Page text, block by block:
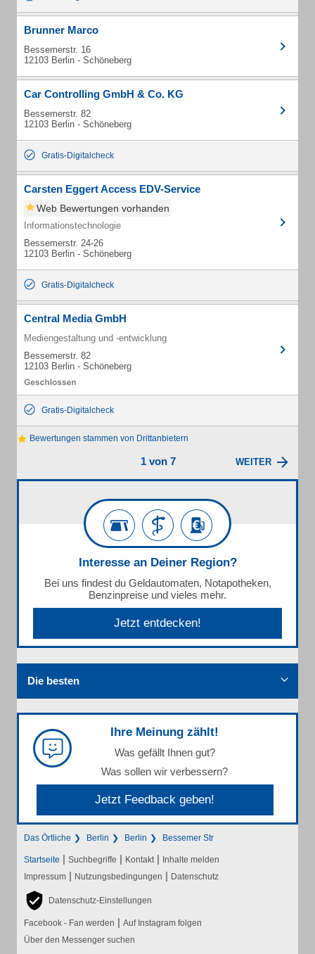
Brunner Marco
Bessemerstr. 16
12103 Berlin - Schöneberg
Car Controlling GmbH & Co. KG
Bessemerstr. 82
12103 Berlin - Schöneberg
Gratis-Digitalcheck
Carsten Eggert Access EDV-Service
Web Bewertungen vorhanden
Informationstechnologie
Bessemerstr. 24-26
12103 Berlin - Schöneberg
Gratis-Digitalcheck
Central Media GmbH
Mediengestaltung und -entwicklung
Bessemerstr. 82
12103 Berlin - Schöneberg
Gratis-Digitalcheck
Bewertungen stammen von Drittanbietern
1 von 7 WEITER
Interesse an Deiner Region?
Bei uns findest du Geldautomaten, Notapotheken,
Benzinpreise und vieles mehr.
Jetzt entdecken!
Die besten
Ihre Meinung zählt!
Was gefällt Ihnen gut?
Was sollen wir verbessern?
Jetzt Feedback geben!
Das Örtliche Berlin Berlin Bessemer Str
Startseite | Suchbegriffe | Kontakt | Inhalte melden
Impressum | Nutzungsbedingungen | Datenschutz
Datenschutz-Einstellungen
Facebook - Fan werden | Auf Instagram folgen
Über den Messenger suchen